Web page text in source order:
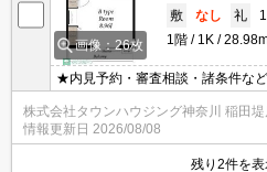
画像：26枚
敷
なし 礼
1階
1K
★内見予約・審査相談・諸条件な
株式会社タウンハウジング神奈川 稲田堤
情報更新日 2026/08/08
残り2件を表